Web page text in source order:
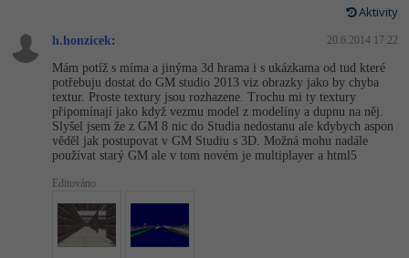
Spring
ASP.NET MVC
Django
Best practices
MySQL/MariaDB
MS-SQL
SQLite
Tester
Systémový administrátor
Grafik / UX/UI návrhář
3D grafik
Projektový manažer
Databázový analytik
Swift
Kotlin -80%
C -80%
VB.NET
SQL
Návrh SW -80%
Aktivity
h.honzicek: 20.6.2014 17:22
Mám potíž s míma a jinýma 3d hrama i s ukázkama od tud které
potřebuju dostat do GM studio 2013 viz obrazky jako by chyba
textur. Proste textury jsou rozhazene. Trochu mi ty textury
připomínají jako když vezmu model z modelíny a dupnu na něj.
Slyšel jsem že z GM 8 nic do Studia nedostanu ale kdybych aspon
věděl jak postupovat v GM Studiu s 3D. Možná mohu nadále
používat starý GM ale v tom novém je multiplayer a html5
Editováno